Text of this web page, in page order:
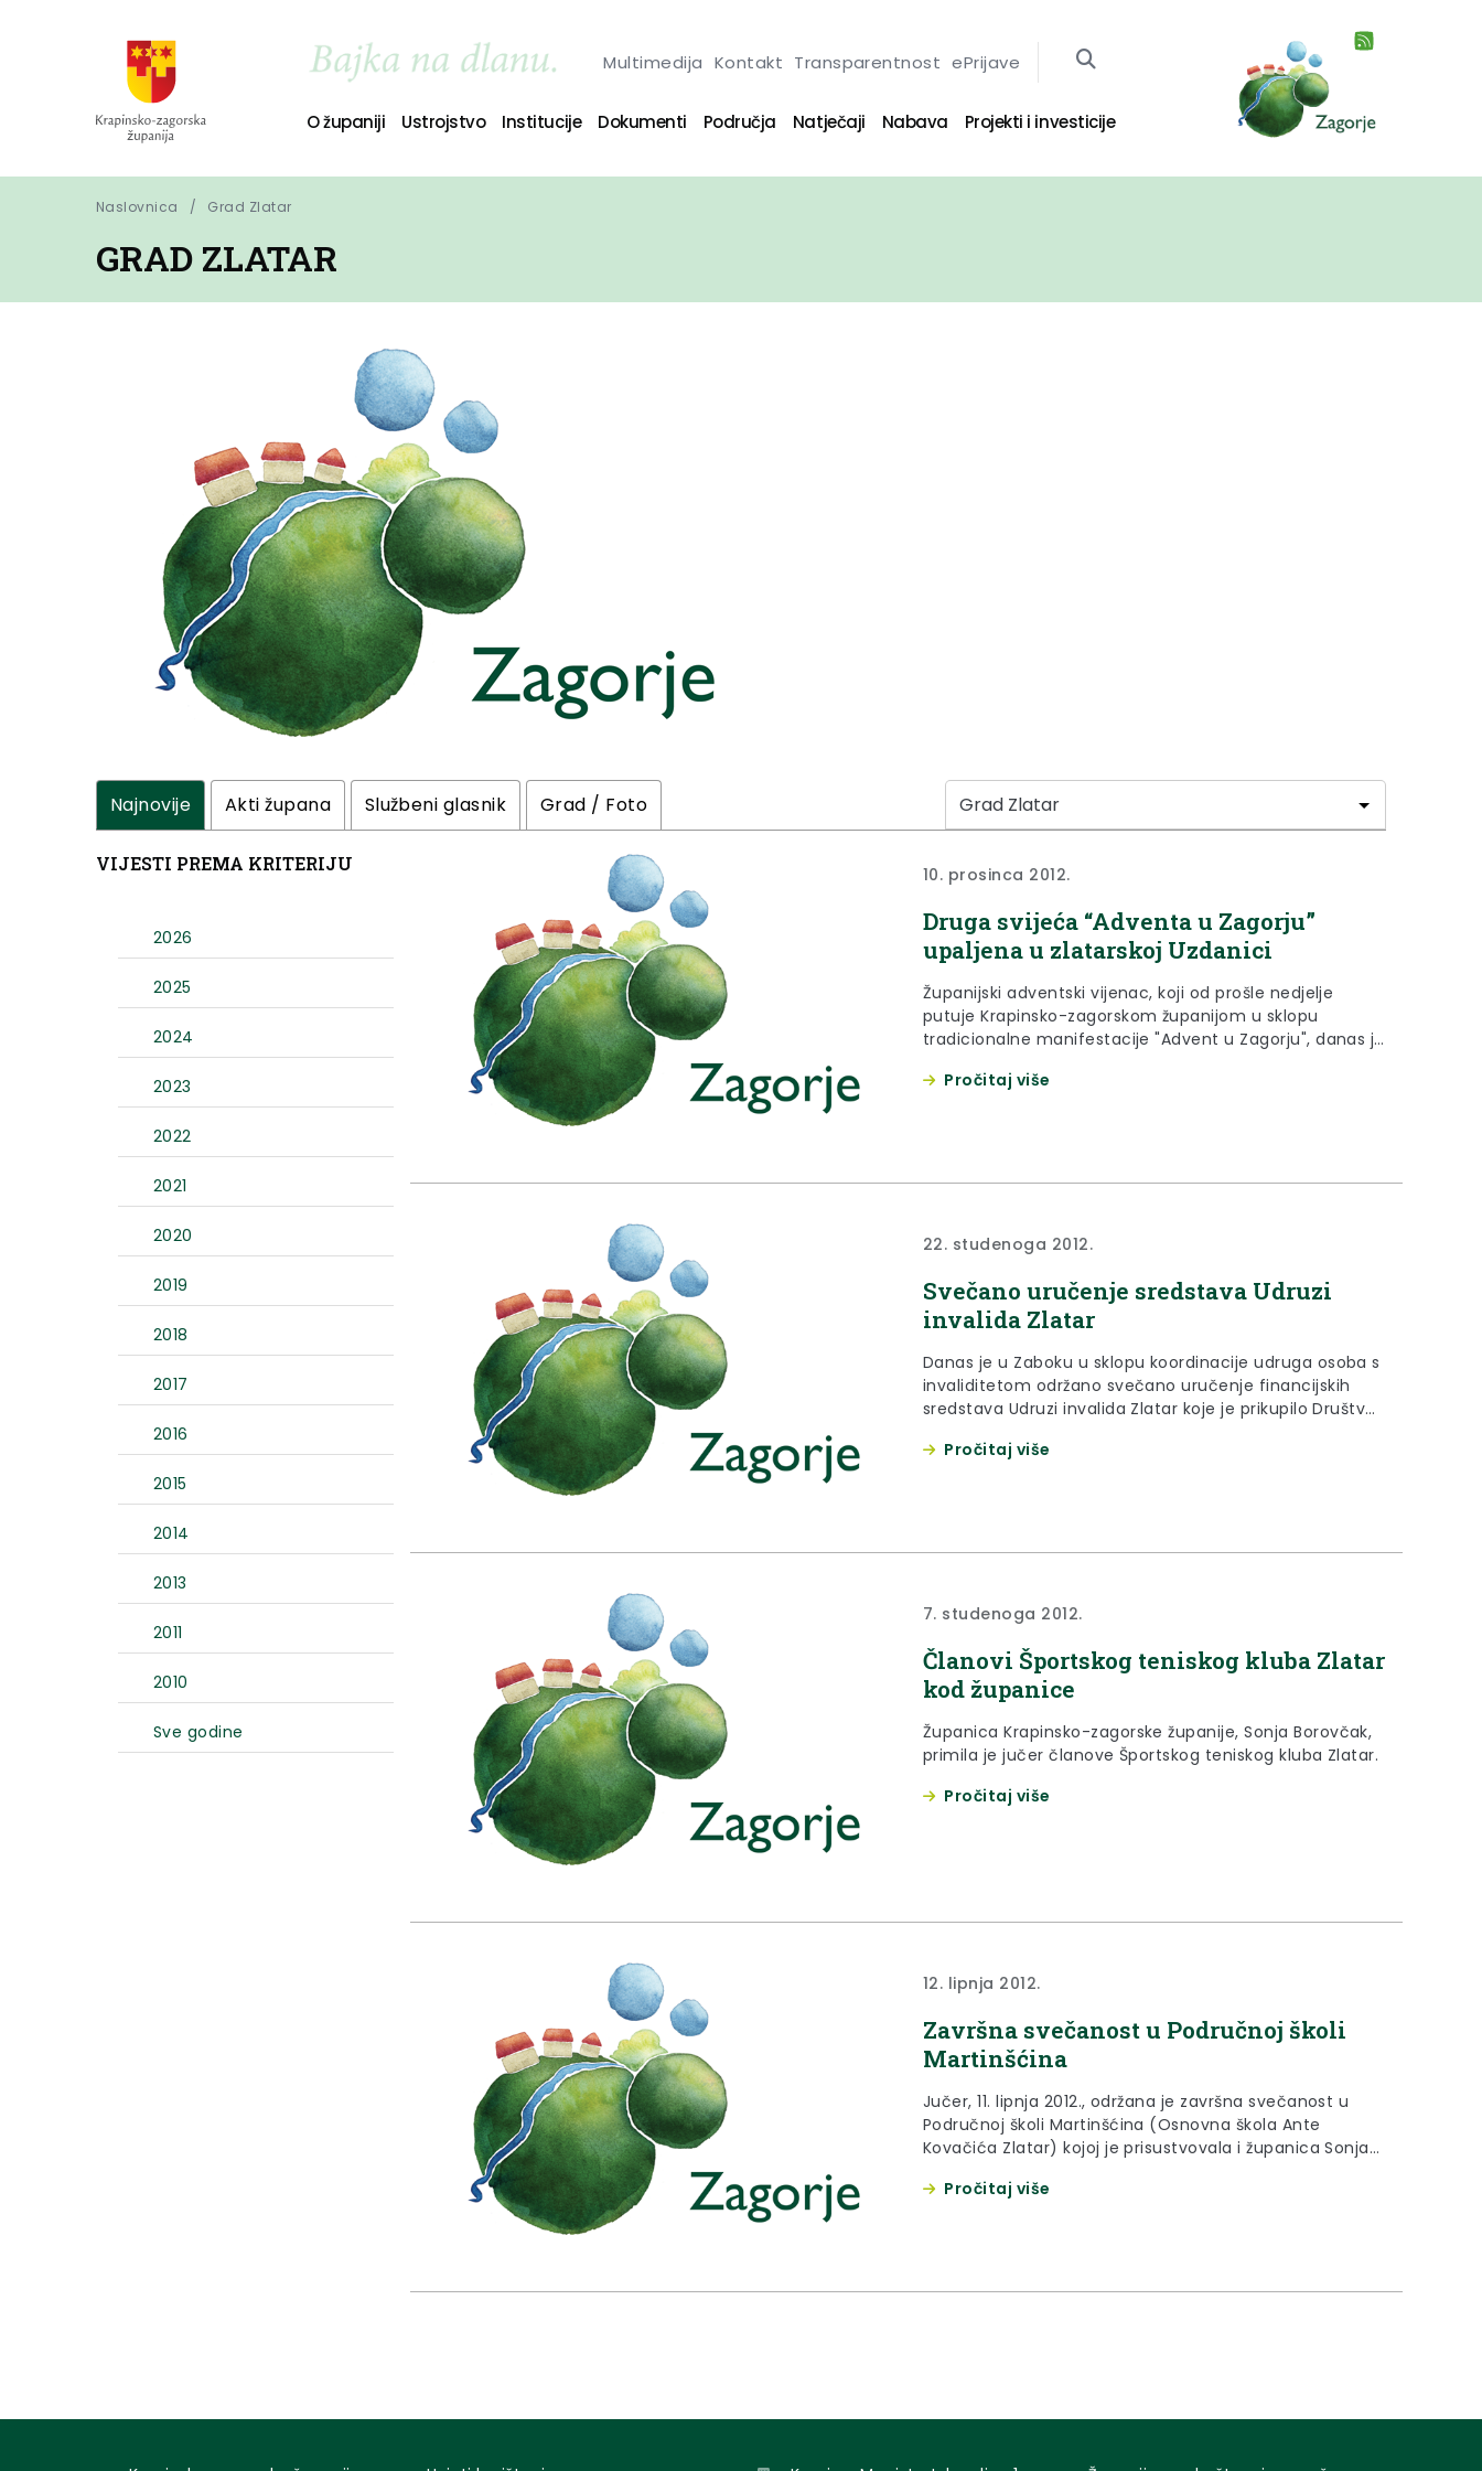
Multimedija Kontakt Transparentnost ePrijave
O županiji Ustrojstvo Institucije Dokumenti Područja Natječaji Nabava Projekti i investicije
Naslovnica Grad Zlatar
GRAD ZLATAR
Najnovije Akti župana Službeni glasnik Grad / Foto
VIJESTI PREMA KRITERIJU
2026
2025
2024
2023
2022
2021
2020
2019
2018
2017
2016
2015
2014
2013
2011
2010
Sve godine
10. prosinca 2012.
Druga svijeća “Adventa u Zagorju”
upaljena u zlatarskoj Uzdanici
Županijski adventski vijenac, koji od prošle nedjelje
putuje Krapinsko-zagorskom županijom u sklopu
tradicionalne manifestacije "Advent u Zagorju", danas je
Zlataru.
Pročitaj više
22. studenoga 2012.
Svečano uručenje sredstava Udruzi
invalida Zlatar
Danas je u Zaboku u sklopu koordinacije udruga osoba s
invaliditetom održano svečano uručenje financijskih
sredstava Udruzi invalida Zlatar koje je prikupilo Društvo
Pročitaj više
7. studenoga 2012.
Članovi Športskog teniskog kluba Zlatar
kod županice
Županica Krapinsko-zagorske županije, Sonja Borovčak,
primila je jučer članove Športskog teniskog kluba Zlatar.
Pročitaj više
12. lipnja 2012.
Završna svečanost u Područnoj školi
Martinšćina
Jučer, 11. lipnja 2012., održana je završna svečanost u
Područnoj školi Martinšćina (Osnovna škola Ante
Kovačića Zlatar) kojoj je prisustvovala i županica Sonja
Pročitaj više